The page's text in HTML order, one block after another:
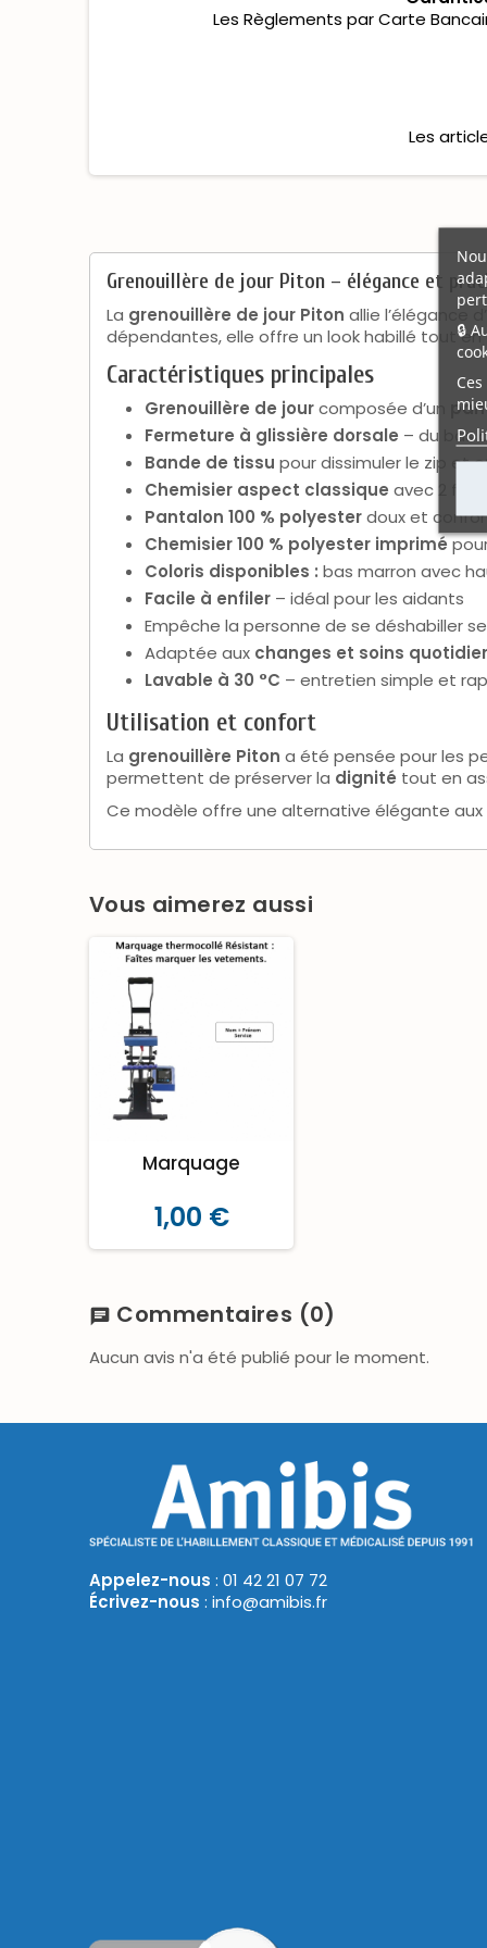
Les Règlements par Carte
Les
Grenouillère de jour Piton – élégance et
La grenouillère de jour Piton allie l’élégance
dépendantes, elle offre un look habillé tout
Caractéristiques principales
Grenouillère de jourcomposée d’un
Fermeture à glissière dorsale – du bas
Bande de tissu pour dissimuler le zip et
Chemisier aspect classique avec 2
Pantalon 100 % polyesterdoux et
Chemisier 100 % polyester imprimé
Coloris disponibles : bas marron avec
Facile à enfiler – idéal pour les aidants
Empêche la personne de se déshabiller
Adaptée aux changes et soins
Lavable à 30 °C – entretien simple et
Utilisation et confort
La grenouillère Piton a été pensée pour les
permettent de préserver la dignité tout en
Ce modèle offre une alternative élégante
Vous aimerez aussi
Marquage
1,00 €
chat Commentaires (0)
Aucun avis n'a été publié pour le moment.
Appelez-nous : 01 42 21 07 72
Écrivez-nous : info@amibis.fr
🔒